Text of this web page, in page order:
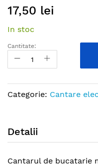
to
beginning
of
images
17,50 lei
In stoc
Cantitate:
Categorie: Cantare
Detalii
Cantarul de bucatarie